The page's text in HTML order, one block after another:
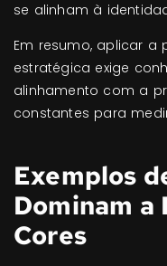
se alinham à
Em resumo, aplicar
estratégica exige
alinhamento com a
constantes para
Exemplos
Dominam a
Cores